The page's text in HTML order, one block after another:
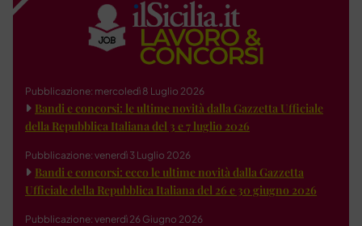
Pubblicazione: mercoledì 8 Luglio 2026
Bandi e concorsi: le ultime novità dalla Gazzetta Ufficiale
della Repubblica Italiana del 3 e 7 luglio 2026
Pubblicazione: venerdì 3 Luglio 2026
Bandi e concorsi: ecco le ultime novità dalla Gazzetta
Ufficiale della Repubblica Italiana del 26 e 30 giugno 2026
Pubblicazione: venerdì 26 Giugno 2026